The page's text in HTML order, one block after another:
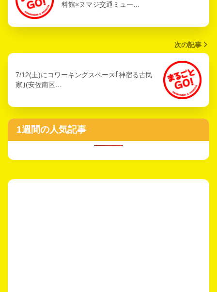
料館×ヌマジ交通ミュー…
次の記事
7/12(土)にコワーキングスペース｢神宿る古民
家｣(安佐南区…
1週間の人気記事